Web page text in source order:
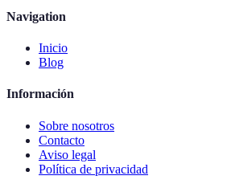
Navigation
Inicio
Blog
Información
Sobre nosotros
Contacto
Aviso legal
Política de privacidad